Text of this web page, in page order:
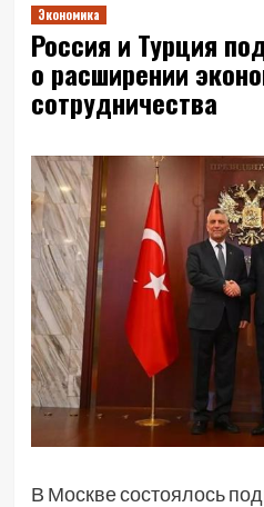
Экономика
Россия и Турция
о расширении
сотрудничества
В Москве состоялось